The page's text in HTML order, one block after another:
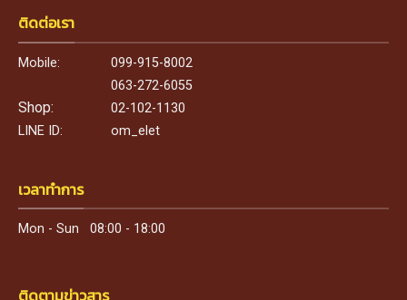
ติดต่อเรา
Mobile:
099-915-8002
063-272-6055
Shop:
02-102-1130
LINE ID:
om_elet
เวลาทำการ
Mon - Sun 08:00 - 18:00
ติดตามข่าวสาร